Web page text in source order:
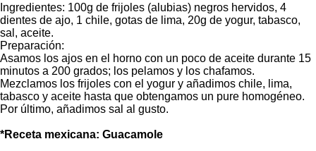
Ingredientes: 100g de frijoles (alubias) negros hervidos, 4
dientes de ajo, 1 chile, gotas de lima, 20g de yogur, tabasco,
sal, aceite.
Preparación:
Asamos los ajos en el horno con un poco de aceite durante 15
minutos a 200 grados; los pelamos y los chafamos.
Mezclamos los frijoles con el yogur y añadimos chile, lima,
tabasco y aceite hasta que obtengamos un pure homogéneo.
Por último, añadimos sal al gusto.
*Receta mexicana: Guacamole